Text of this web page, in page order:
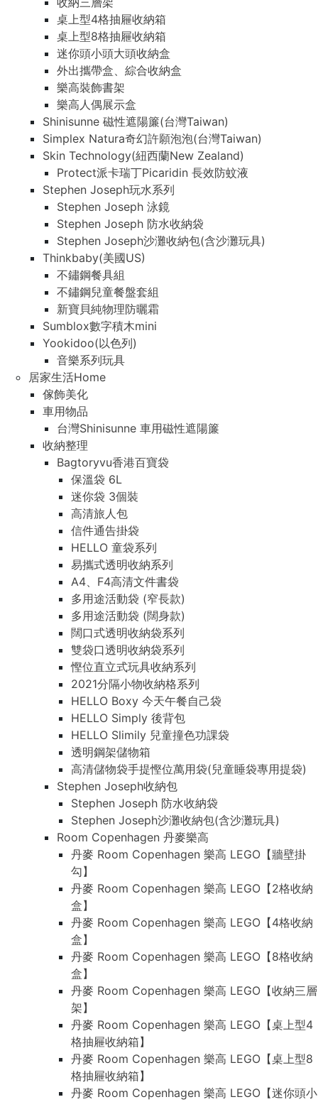
桌上型4格抽屜收納箱
桌上型8格抽屜收納箱
迷你頭小頭大頭收納盒
外出攜帶盒、綜合收納盒
樂高裝飾書架
樂高人偶展示盒
Shinisunne 磁性遮陽簾(台灣Taiwan)
Simplex Natura奇幻許願泡泡(台灣Taiwan)
Skin Technology(紐西蘭New Zealand)
Protect派卡瑞丁Picaridin 長效防蚊液
Stephen Joseph玩水系列
Stephen Joseph 泳鏡
Stephen Joseph 防水收納袋
Stephen Joseph沙灘收納包(含沙灘玩具)
Thinkbaby(美國US)
不鏽鋼餐具組
不鏽鋼兒童餐盤套組
新寶貝純物理防曬霜
Sumblox數字積木mini
Yookidoo(以色列)
音樂系列玩具
居家生活Home
傢飾美化
車用物品
台灣Shinisunne 車用磁性遮陽簾
收納整理
Bagtoryvu香港百寶袋
保溫袋 6L
迷你袋 3個裝
高清旅人包
信件通告掛袋
HELLO 童袋系列
易攜式透明收納系列
A4、F4高清文件書袋
多用途活動袋 (窄長款)
多用途活動袋 (闊身款)
闊口式透明收納袋系列
雙袋口透明收納袋系列
慳位直立式玩具收納系列
2021分隔小物收納格系列
HELLO Boxy 今天午餐自己袋
HELLO Simply 後背包
HELLO Slimily 兒童撞色功課袋
透明鋼架儲物箱
高清儲物袋手提慳位萬用袋(兒童睡袋專用提袋)
Stephen Joseph收納包
Stephen Joseph 防水收納袋
Stephen Joseph沙灘收納包(含沙灘玩具)
Room Copenhagen 丹麥樂高
丹麥 Room Copenhagen 樂高 LEGO【牆壁掛
勾】
丹麥 Room Copenhagen 樂高 LEGO【2格收納
盒】
丹麥 Room Copenhagen 樂高 LEGO【4格收納
盒】
丹麥 Room Copenhagen 樂高 LEGO【8格收納
盒】
丹麥 Room Copenhagen 樂高 LEGO【收納三層
架】
丹麥 Room Copenhagen 樂高 LEGO【桌上型4
格抽屜收納箱】
丹麥 Room Copenhagen 樂高 LEGO【桌上型8
格抽屜收納箱】
丹麥 Room Copenhagen 樂高 LEGO【迷你頭小